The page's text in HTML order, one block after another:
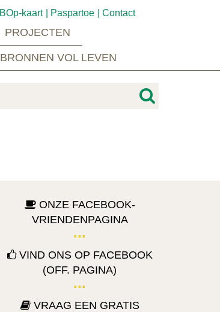
BOp-kaart Paspartoe Contact
PROJECTEN
BRONNEN VOL LEVEN
ONZE FACEBOOK-
VRIENDENPAGINA
VIND ONS OP FACEBOOK
(OFF. PAGINA)
VRAAG EEN GRATIS